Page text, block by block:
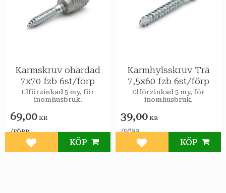
Karmskruv ohärdad
7x70 fzb 6st/förp
Elförzinkad 5 my, för
inomhusbruk.
69,00 KR
/FÖRP
Lägg till i favoriter
KÖP
Karmhylsskruv Trä
7,5x60 fzb 6st/förp
Elförzinkad 5 my, för
inomhusbruk.
39,00 KR
/FÖRP
Lägg till i favoriter
KÖP